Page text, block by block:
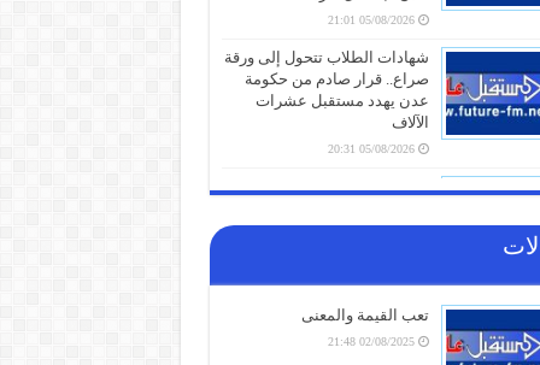
05/08/2026 21:01
شهادات الطلاب تتحول إلى ورقة
صراع.. قرار صادم من حكومة
عدن يهدد مستقبل عشرات
الآلاف
05/08/2026 20:31
صنعاء تلتزم الصمت.. من يقف
البحر الأحمر؟
المزالة بالكامل.. السلطات
اليابانية تكشف الخسائر الثقيلة
تعب القيمة والمعنى
02/08/2025 21:48